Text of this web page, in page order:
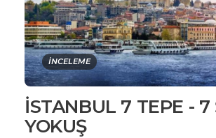
İNCELEME
İSTANBUL 7 TEPE - 7
YOKUŞ